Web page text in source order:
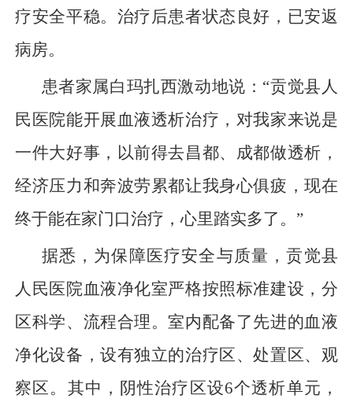
疗安全平稳。治疗后患者状态良好，已安返
病房。
患者家属白玛扎西激动地说：“贡觉县人
民医院能开展血液透析治疗，对我家来说是
一件大好事，以前得去昌都、成都做透析，
经济压力和奔波劳累都让我身心俱疲，现在
终于能在家门口治疗，心里踏实多了。”
据悉，为保障医疗安全与质量，贡觉县
人民医院血液净化室严格按照标准建设，分
区科学、流程合理。室内配备了先进的血液
净化设备，设有独立的治疗区、处置区、观
察区。其中，阴性治疗区设6个透析单元，